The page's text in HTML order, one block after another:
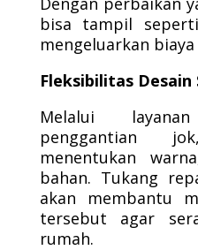
bisa tampil
mengeluarkan biaya
Fleksibilitas Desain
Melalui
penggantian
menentukan
bahan. Tukang
akan membantu
tersebut agar
rumah.